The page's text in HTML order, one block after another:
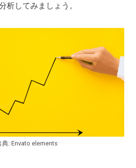
析してみましょう。
典: Envato elements